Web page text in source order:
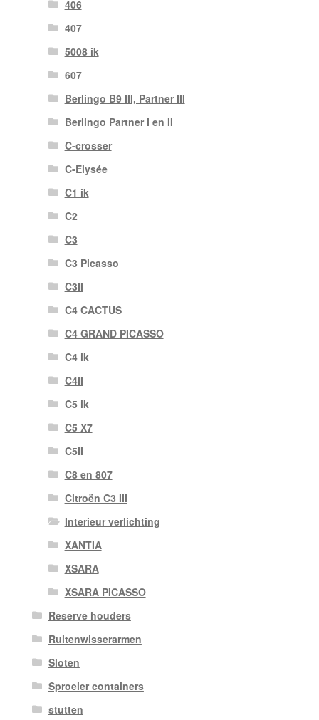
406
407
5008 ik
607
Berlingo B9 III, Partner III
Berlingo Partner I en II
C-crosser
C-Elysée
C1 ik
C2
C3
C3 Picasso
C3II
C4 CACTUS
C4 GRAND PICASSO
C4 ik
C4II
C5 ik
C5 X7
C5II
C8 en 807
Citroën C3 III
Interieur verlichting
XANTIA
XSARA
XSARA PICASSO
Reserve houders
Ruitenwisserarmen
Sloten
Sproeier containers
stutten